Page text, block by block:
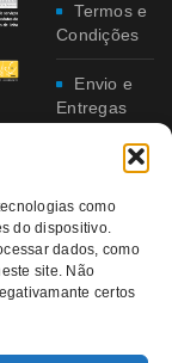
como
do dispositivo.
dados, como
site. Não
certos
Termos e
Condições
Envio e
Entregas
Trocas e
Política
de
Privacidade